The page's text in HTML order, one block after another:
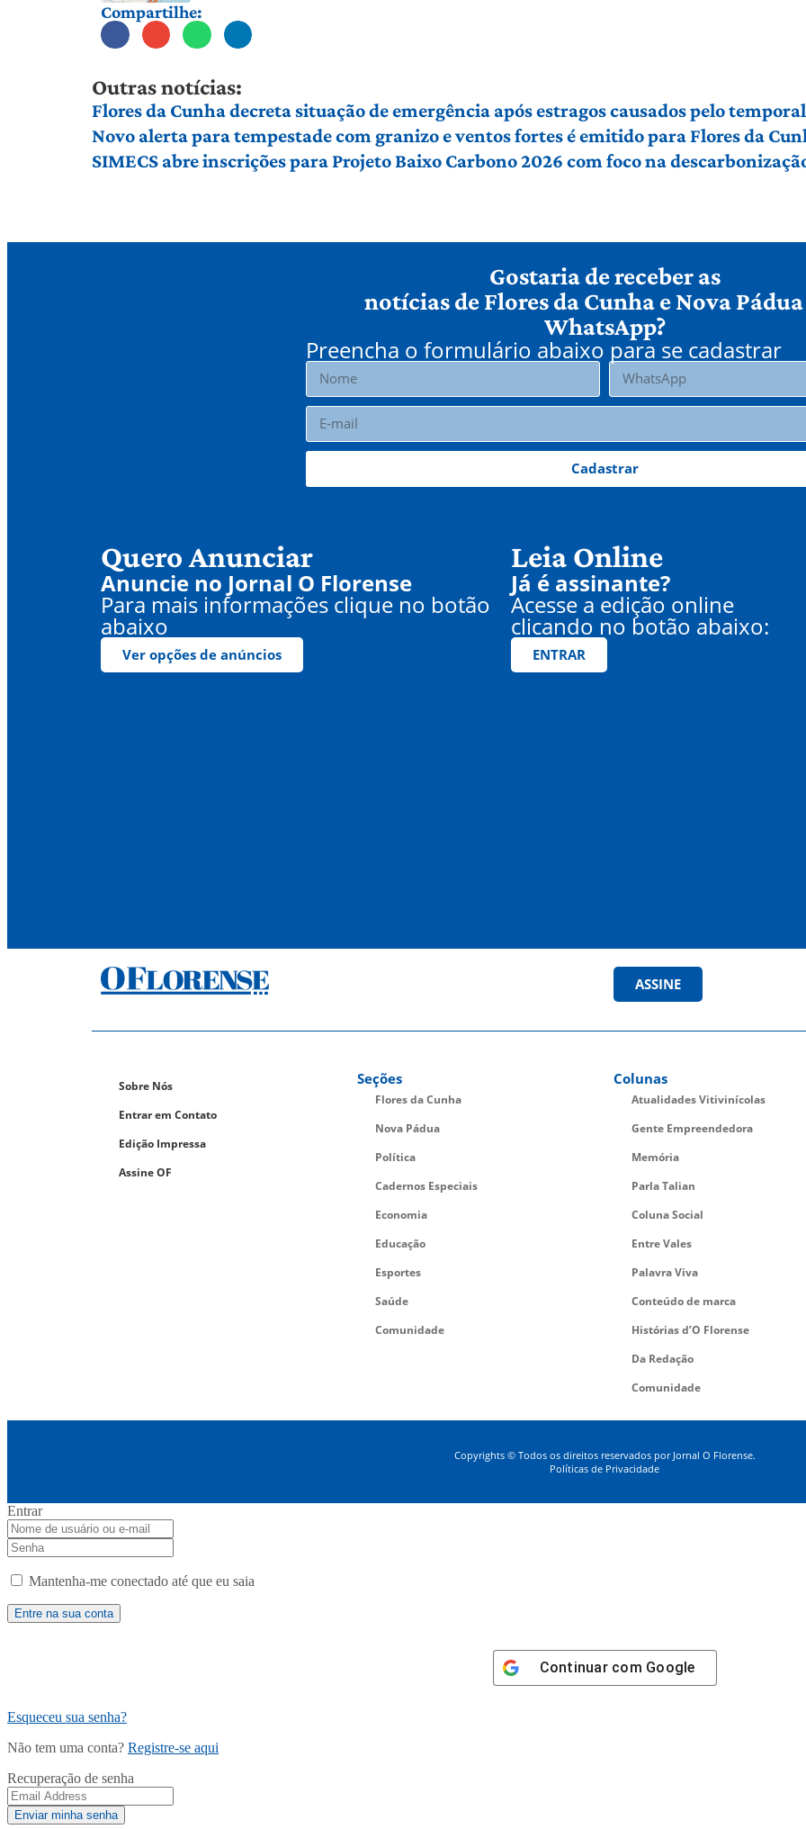
Compartilhe:
Outras notícias:
Flores da Cunha decreta situação de emergência após estragos causados pelo
Novo alerta para tempestade com granizo e ventos fortes é emitido para Flores da
SIMECS abre inscrições para Projeto Baixo Carbono 2026 com foco na
Gostaria de receber as
notícias de Flores da Cunha e Nova
WhatsApp?
Preencha o formulário abaixo para se cadastrar
Cadastrar
Quero Anunciar
Anuncie no Jornal O Florense
Para mais informações clique no botão
abaixo
Ver opções de anúncios
Leia Online
Já é assinante?
Acesse a edição online
clicando no botão abaixo:
ENTRAR
ASSINE
Sobre Nós
Entrar em Contato
Edição Impressa
Assine OF
Seções
Flores da Cunha
Nova Pádua
Política
Cadernos Especiais
Economia
Educação
Esportes
Saúde
Comunidade
Colunas
Atualidades Vitivinícolas
Gente Empreendedora
Memória
Parla Talian
Coluna Social
Entre Vales
Palavra Viva
Conteúdo de marca
Histórias d’O Florense
Da Redação
Comunidade
Copyrights © Todos os direitos reservados por Jornal O Florense.
Políticas de Privacidade
Entrar
Mantenha-me conectado até que eu saia
Continuar com Google
Esqueceu sua senha?
Não tem uma conta? Registre-se aqui
Recuperação de senha